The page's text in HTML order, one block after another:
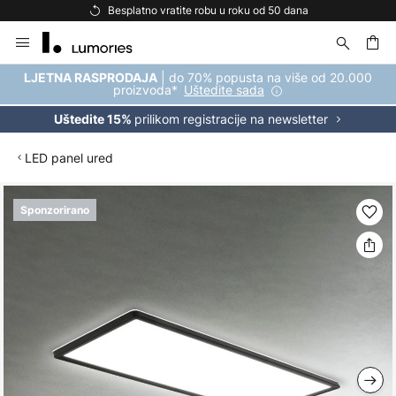
Besplatno vratite robu u roku od 50 dana
to
Content
LJETNA RASPRODAJA | do 70% popusta na više od 20.000
proizvoda* Uštedite sada
Uštedite 15% prilikom registracije na newsletter
LED panel ured
Sponzorirano
Skip
to